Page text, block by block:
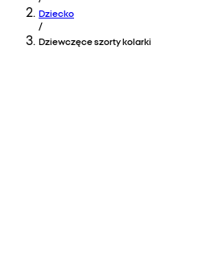
Dziecko
/
Dziewczęce szorty kolarki